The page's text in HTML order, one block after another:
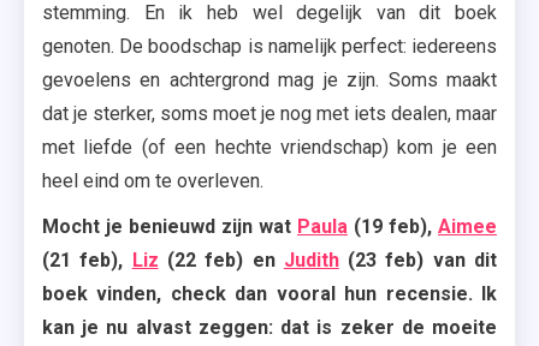
stemming. En ik heb wel degelijk van dit boek
genoten. De boodschap is namelijk perfect: iedereens
gevoelens en achtergrond mag je zijn. Soms maakt
dat je sterker, soms moet je nog met iets dealen, maar
met liefde (of een hechte vriendschap) kom je een
heel eind om te overleven.
Mocht je benieuwd zijn wat Paula (19 feb), Aimee
(21 feb), Liz (22 feb) en Judith(23 feb) van dit
boek vinden, check dan vooral hun recensie. Ik
kan je nu alvast zeggen: dat is zeker de moeite